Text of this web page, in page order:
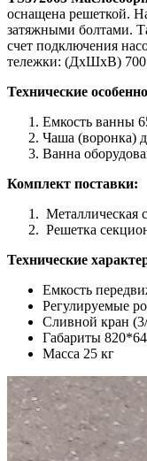
оснащена решеткой.
затяжными болтами.
счет подключения
тележки: (ДxШxВ)
Технические
Емкость ванны
Чаша (воронка)
Ванна
Комплект поставки:
Металлическая
Решетка
Технические
Емкость
Регулируемые
Сливной кран
Габариты
Масса 25 кг